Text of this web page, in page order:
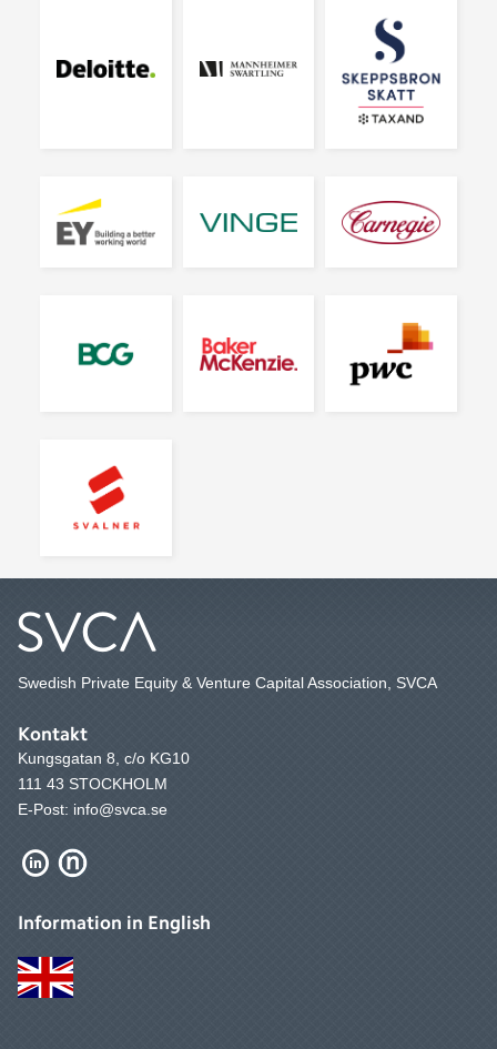
Swedish Private Equity & Venture Capital Association, SVCA
Kontakt
Kungsgatan 8, c/o KG10
111 43 STOCKHOLM
E-Post: info@svca.se
Information in English